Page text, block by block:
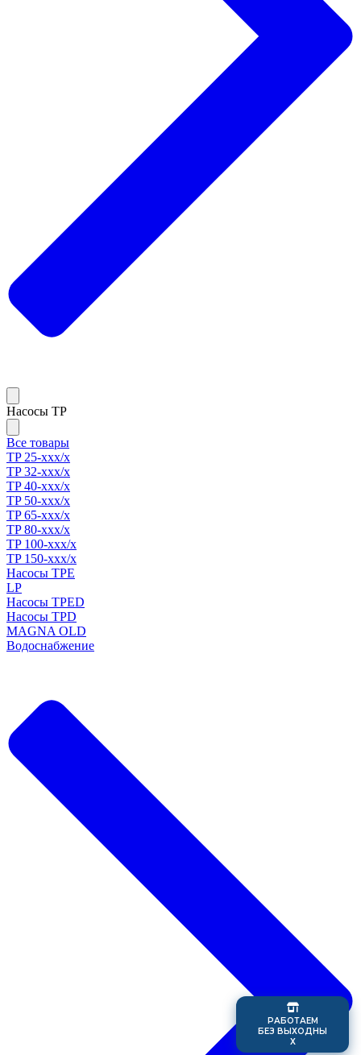
Насосы TP
Все товары
TP 25-xxx/x
TP 32-xxx/x
TP 40-xxx/x
TP 50-xxx/x
TP 65-xxx/x
TP 80-xxx/x
TP 100-xxx/x
TP 150-xxx/x
Насосы TPE
LP
Насосы TPED
Насосы TPD
MAGNA OLD
Водоснабжение
РАБОТАЕМ
БЕЗ ВЫХОДНЫ
Х